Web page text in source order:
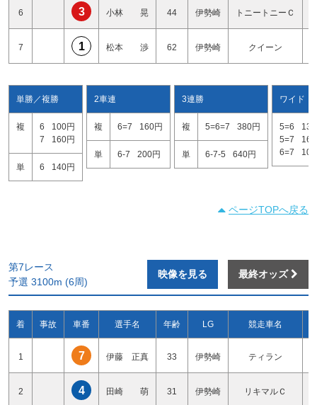
6 3 小林 晃 44 伊勢崎 トニートニーＣ
7 1 松本 渉 62 伊勢崎 クイーン
単勝／複勝
複 6
100円
7
160円
単 6 140円
2車連
複 6=7 160円
単 6-7 200円
3連勝
複 5=6=7 380円
単 6-7-5 640円
ワイド
5=6
5=7
6=7
ページTOPへ戻る
第7レース
予選 3100m (6周)
映像を見る 最終オッズ
着 事故 車番 選手名 年齢 LG 競走車名
1 7 伊藤 正真 33 伊勢崎 ティラン
2 4 田崎 萌 31 伊勢崎 リキマルＣ